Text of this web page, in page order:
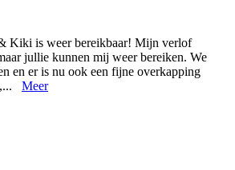
Kiki is weer bereikbaar! Mijn verlof
jullie kunnen mij weer bereiken. We
en er is nu ook een fijne overkapping
Meer